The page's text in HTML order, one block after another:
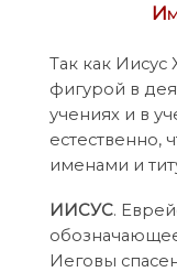
Так как Иисус
фигурой в
учениях и в
естественно,
именами и
ИИСУС.
обозначающее
Иеговы